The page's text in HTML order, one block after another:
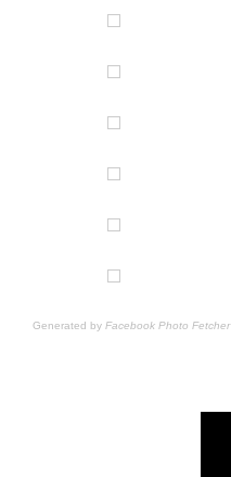
Generated by Facebook Photo